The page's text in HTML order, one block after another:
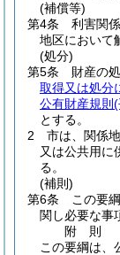
(補償等)
第4条
利害関
地区において
(処分)
第5条
財産の
取得又は処分
公有財産規則 (
とする。
2
市は、関係
又は公共用に
る。
(補則)
第6条
この要
関し必要な事
附 則
この要綱は、